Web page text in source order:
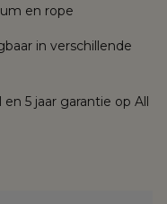
en rope
in verschillende
5 jaar garantie op All